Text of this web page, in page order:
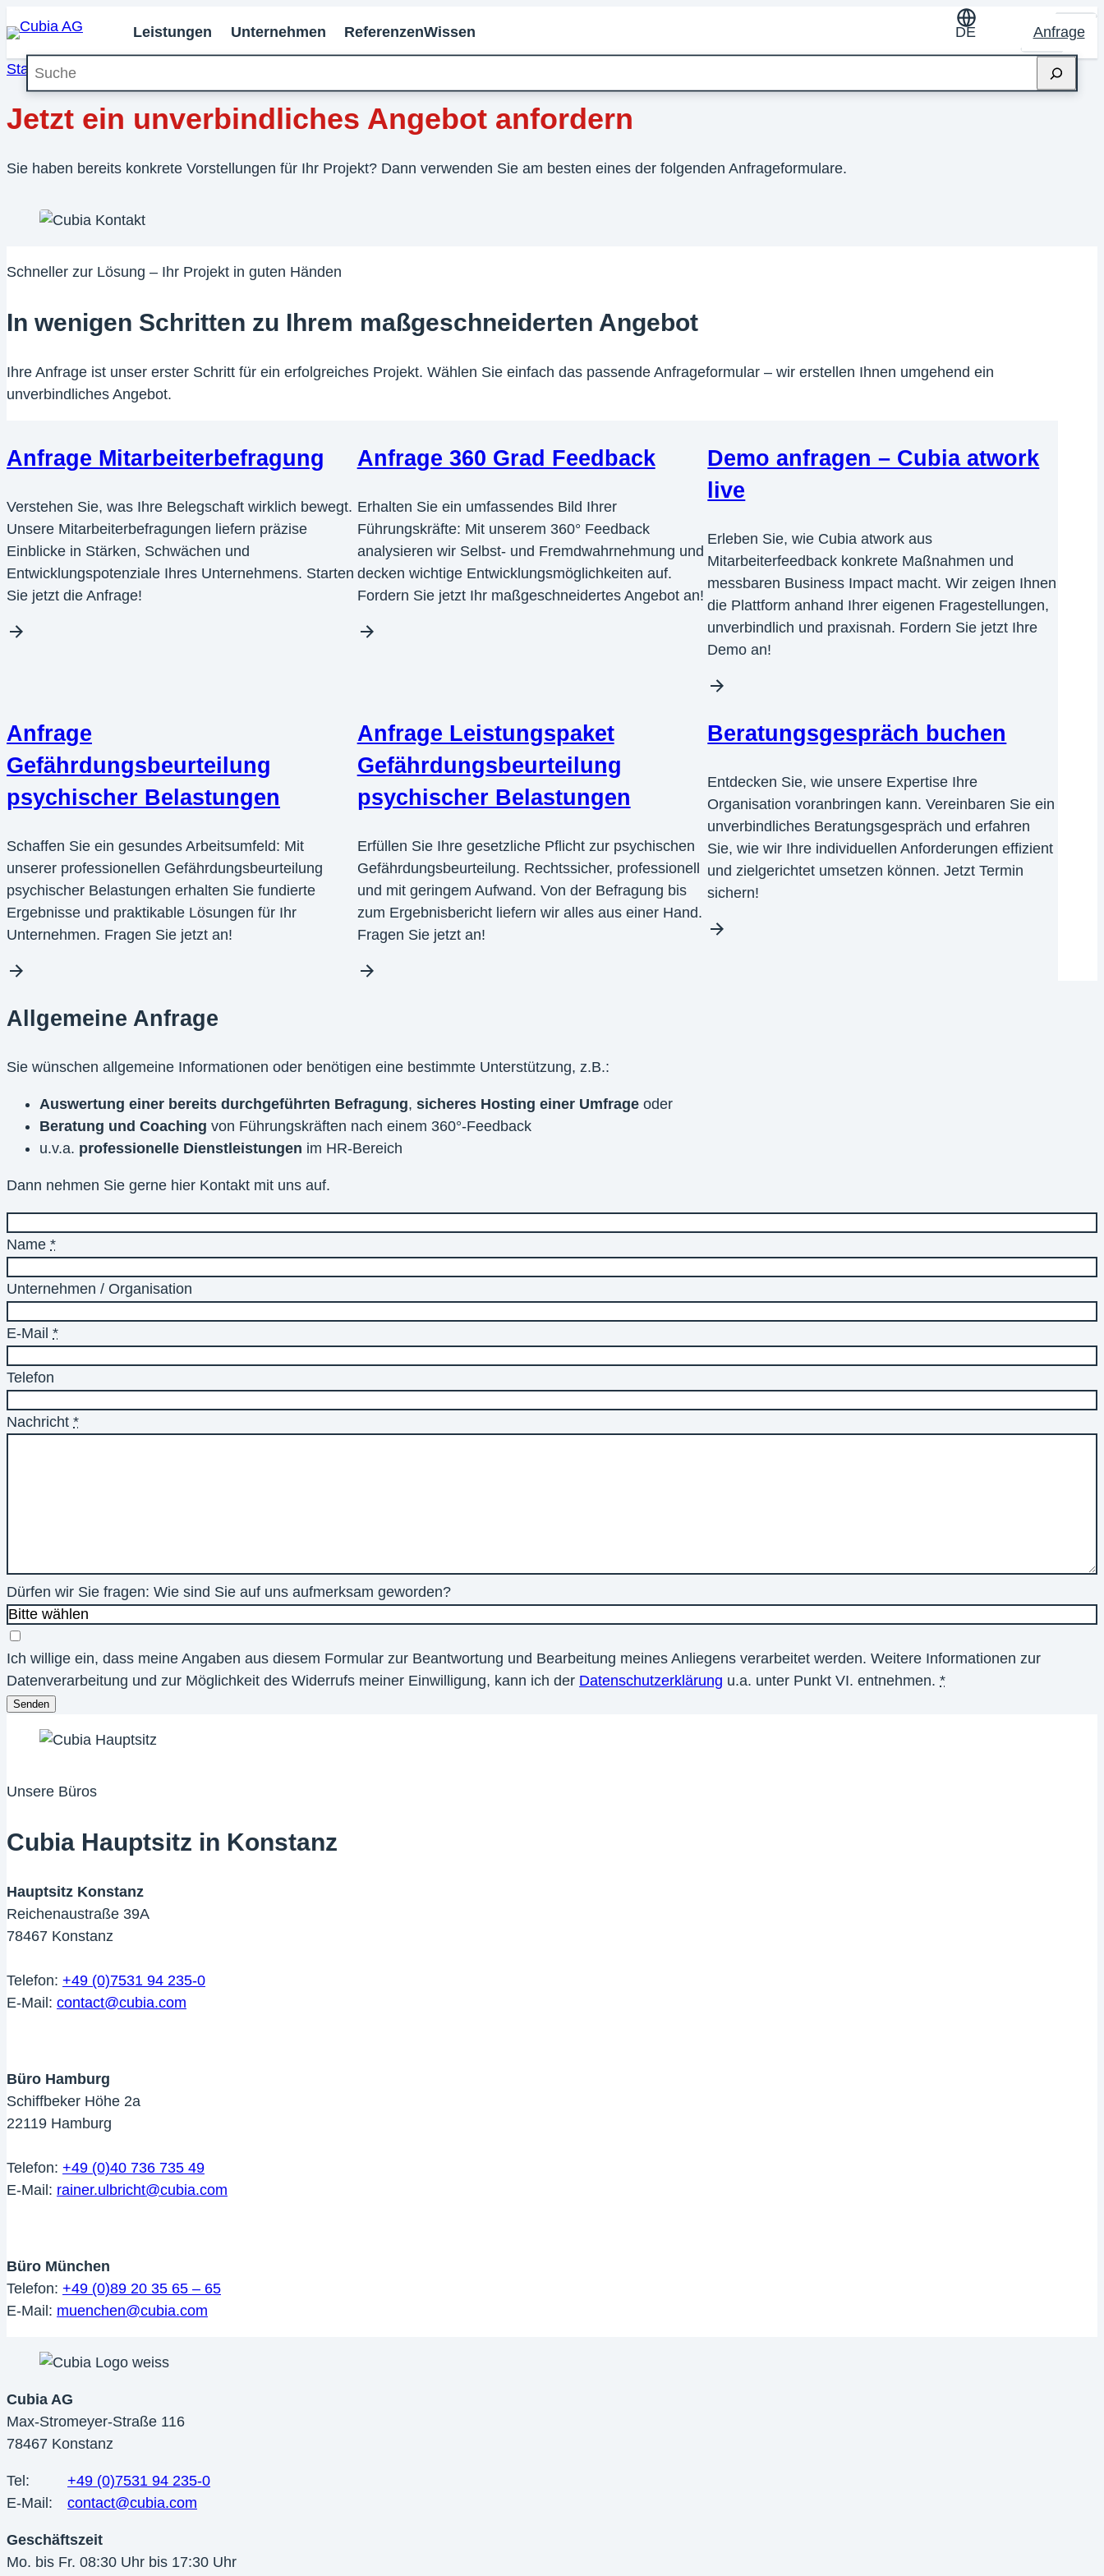
Suche
Leistungen Unternehmen ReferenzenWissen DE Anfrage
Startseite»
Jetzt ein unverbindliches Angebot anfordern
Sie haben bereits konkrete Vorstellungen für Ihr Projekt? Dann verwenden Sie am besten eines der folgenden Anfrageformulare.
Schneller zur Lösung – Ihr Projekt in guten Händen
In wenigen Schritten zu Ihrem maßgeschneiderten Angebot
Ihre Anfrage ist unser erster Schritt für ein erfolgreiches Projekt. Wählen Sie einfach das passende Anfrageformular – wir erstellen Ihnen umgehend ein
unverbindliches Angebot.
Anfrage Mitarbeiterbefragung
Verstehen Sie, was Ihre Belegschaft wirklich bewegt.
Unsere Mitarbeiterbefragungen liefern präzise
Einblicke in Stärken, Schwächen und
Entwicklungspotenziale Ihres Unternehmens. Starten
Sie jetzt die Anfrage!
Anfrage 360 Grad Feedback
Erhalten Sie ein umfassendes Bild Ihrer
Führungskräfte: Mit unserem 360° Feedback
analysieren wir Selbst- und Fremdwahrnehmung und
decken wichtige Entwicklungsmöglichkeiten auf.
Fordern Sie jetzt Ihr maßgeschneidertes Angebot an!
Demo anfragen – Cubia atwork
live
Erleben Sie, wie Cubia atwork aus
Mitarbeiterfeedback konkrete Maßnahmen und
messbaren Business Impact macht. Wir zeigen Ihnen
die Plattform anhand Ihrer eigenen Fragestellungen,
unverbindlich und praxisnah. Fordern Sie jetzt Ihre
Demo an!
Anfrage
Gefährdungsbeurteilung
psychischer Belastungen
Schaffen Sie ein gesundes Arbeitsumfeld: Mit
unserer professionellen Gefährdungsbeurteilung
psychischer Belastungen erhalten Sie fundierte
Ergebnisse und praktikable Lösungen für Ihr
Unternehmen. Fragen Sie jetzt an!
Anfrage Leistungspaket
Gefährdungsbeurteilung
psychischer Belastungen
Erfüllen Sie Ihre gesetzliche Pflicht zur psychischen
Gefährdungsbeurteilung. Rechtssicher, professionell
und mit geringem Aufwand. Von der Befragung bis
zum Ergebnisbericht liefern wir alles aus einer Hand.
Fragen Sie jetzt an!
Beratungsgespräch buchen
Entdecken Sie, wie unsere Expertise Ihre
Organisation voranbringen kann. Vereinbaren Sie ein
unverbindliches Beratungsgespräch und erfahren
Sie, wie wir Ihre individuellen Anforderungen effizient
und zielgerichtet umsetzen können. Jetzt Termin
sichern!
Allgemeine Anfrage
Sie wünschen allgemeine Informationen oder benötigen eine bestimmte Unterstützung, z.B.:
Auswertung einer bereits durchgeführten Befragung, sicheres Hosting einer Umfrage oder
Beratung und Coaching von Führungskräften nach einem 360°-Feedback
u.v.a. professionelle Dienstleistungen im HR-Bereich
Dann nehmen Sie gerne hier Kontakt mit uns auf.
Name *
Unternehmen / Organisation
E-Mail *
Telefon
Nachricht *
Dürfen wir Sie fragen: Wie sind Sie auf uns aufmerksam geworden?
Ich willige ein, dass meine Angaben aus diesem Formular zur Beantwortung und Bearbeitung meines Anliegens verarbeitet werden. Weitere Informationen zur
Datenverarbeitung und zur Möglichkeit des Widerrufs meiner Einwilligung, kann ich der Datenschutzerklärung u.a. unter Punkt VI. entnehmen. *
Senden
Unsere Büros
Cubia Hauptsitz in Konstanz
Hauptsitz Konstanz
Reichenaustraße 39A
78467 Konstanz
Telefon: +49 (0)7531 94 235-0
E-Mail: contact@cubia.com
Büro Hamburg
Schiffbeker Höhe 2a
22119 Hamburg
Telefon: +49 (0)40 736 735 49
E-Mail: rainer.ulbricht@cubia.com
Büro München
Telefon: +49 (0)89 20 35 65 – 65
E-Mail: muenchen@cubia.com
Cubia AG
Max-Stromeyer-Straße 116
78467 Konstanz
Tel:
+49 (0)7531 94 235-0
E-Mail:
contact@cubia.com
Geschäftszeit
Mo. bis Fr. 08:30 Uhr bis 17:30 Uhr